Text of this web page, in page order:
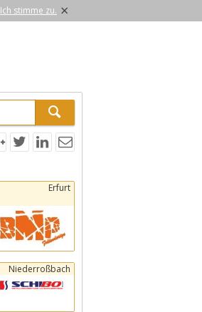
Ich stimme zu. ×
Erfurt
Niederroßbach